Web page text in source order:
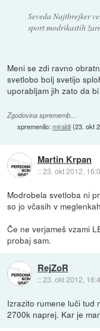
Seveda Najtbrejker
sport modrikastih
Meni se zdi ravno
svetlobo bolj svetijo
uporabljam jih zato da
Zgodovina sprememb…
spremenilo:miraldi(23. okt
Martin Krpan
::23. okt 2012,
Modrobela svetloba ni
so jo včasih v
Če ne verjameš vzami
probaj sam.
RejZoR
::23. okt 2012,
Izrazito rumene luči tud
2700k naprej. Kar je